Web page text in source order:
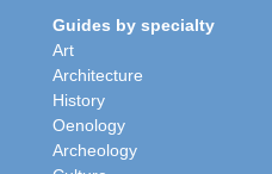
Guides by specialty
Art
Architecture
History
Oenology
Archeology